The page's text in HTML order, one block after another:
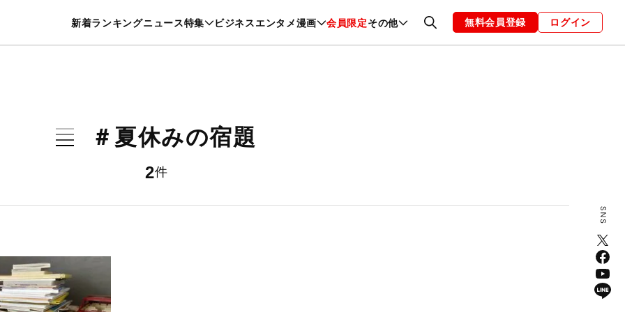
新着ランキングニュース特集 ビジネスエンタメ漫画 会員限定その他
暮らし スポーツ ヘルスケア 美容 グルメ ファッション 恋愛・結婚 編集部 お知らせ
無料会員登録 ログイン
＃夏休みの宿題
2件